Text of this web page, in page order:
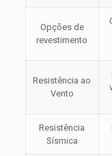
Opções de
revestimento
Resistência ao
Vento
Resistência
Sísmica